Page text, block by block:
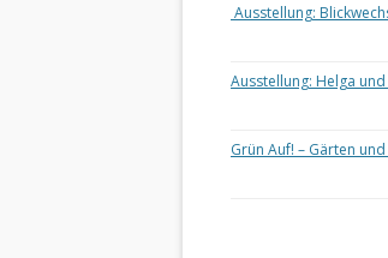
Ausstellung:
Ausstellung: Helga
Grün Auf! – Gärten